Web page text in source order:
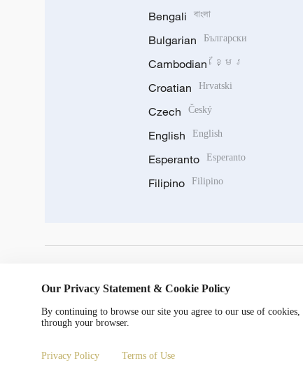
Bengali বাংলা
Bulgarian Български
Cambodian ខ្មែរ
Croatian Hrvatski
Czech Český
English English
Esperanto Esperanto
Filipino Filipino
Copyright © 2024 CGTN. 京ICP备20000184号
Our Privacy Statement & Cookie Policy
By continuing to browse our site you agree to our use of
through your browser.
Privacy Policy Terms of Use